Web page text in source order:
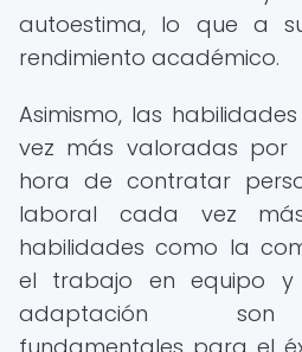
autoestima, lo que a
rendimiento académico.
Asimismo, las
vez más valoradas por
hora de contratar
laboral cada vez
habilidades como la
el trabajo en equipo
adaptación son